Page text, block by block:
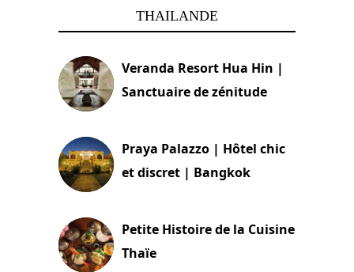
THAILANDE
Veranda Resort Hua Hin |
Sanctuaire de zénitude
Praya Palazzo | Hôtel chic
et discret | Bangkok
Petite Histoire de la Cuisine
Thaïe